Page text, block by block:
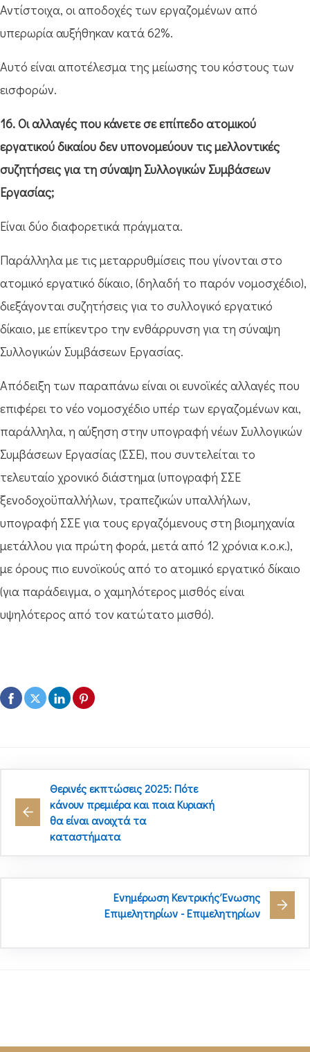
Αντίστοιχα, οι αποδοχές των εργαζομένων από
υπερωρία αυξήθηκαν κατά 62%.
Αυτό είναι αποτέλεσμα της μείωσης του κόστους των
εισφορών.
16. Οι αλλαγές που κάνετε σε επίπεδο ατομικού
εργατικού δικαίου δεν υπονομεύουν τις μελλοντικές
συζητήσεις για τη σύναψη Συλλογικών Συμβάσεων
Εργασίας;
Είναι δύο διαφορετικά πράγματα.
Παράλληλα με τις μεταρρυθμίσεις που γίνονται στο
ατομικό εργατικό δίκαιο, (δηλαδή το παρόν νομοσχέδιο),
διεξάγονται συζητήσεις για το συλλογικό εργατικό
δίκαιο, με επίκεντρο την ενθάρρυνση για τη σύναψη
Συλλογικών Συμβάσεων Εργασίας.
Απόδειξη των παραπάνω είναι οι ευνοϊκές αλλαγές που
επιφέρει το νέο νομοσχέδιο υπέρ των εργαζομένων και,
παράλληλα, η αύξηση στην υπογραφή νέων Συλλογικών
Συμβάσεων Εργασίας (ΣΣΕ), που συντελείται το
τελευταίο χρονικό διάστημα (υπογραφή ΣΣΕ
ξενοδοχοϋπαλλήλων, τραπεζικών υπαλλήλων,
υπογραφή ΣΣΕ για τους εργαζόμενους στη βιομηχανία
μετάλλου για πρώτη φορά, μετά από 12 χρόνια κ.ο.κ.),
με όρους πιο ευνοϊκούς από το ατομικό εργατικό δίκαιο
(για παράδειγμα, ο χαμηλότερος μισθός είναι
υψηλότερος από τον κατώτατο μισθό).
Θερινές εκπτώσεις 2025: Πότε
κάνουν πρεμιέρα και ποια Κυριακή
θα είναι ανοιχτά τα
καταστήματα
Ενημέρωση Κεντρικής Ένωσης
Επιμελητηρίων - Επιμελητηρίων